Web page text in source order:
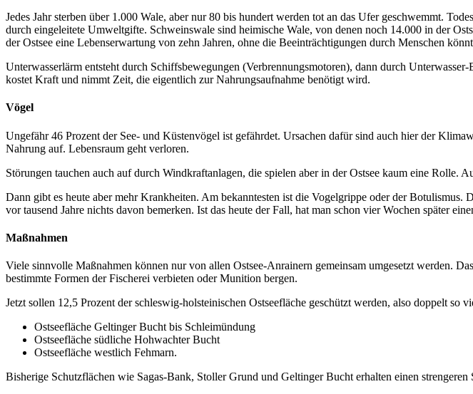
Jedes Jahr sterben über 1.000 Wale, aber nur 80 bis hundert werden tot an das Ufer geschwemmt.
durch eingeleitete Umweltgifte. Schweinswale sind heimische Wale, von denen noch 14.000 in der
der Ostsee eine Lebenserwartung von zehn Jahren, ohne die Beeinträchtigungen durch Menschen
Unterwasserlärm entsteht durch Schiffsbewegungen (Verbrennungsmotoren), dann durch
kostet Kraft und nimmt Zeit, die eigentlich zur Nahrungsaufnahme benötigt wird.
Vögel
Ungefähr 46 Prozent der See- und Küstenvögel ist gefährdet. Ursachen dafür sind auch hier der
Nahrung auf. Lebensraum geht verloren.
Störungen tauchen auch auf durch Windkraftanlagen, die spielen aber in der Ostsee kaum eine Rolle.
Dann gibt es heute aber mehr Krankheiten. Am bekanntesten ist die Vogelgrippe oder der
vor tausend Jahre nichts davon bemerken. Ist das heute der Fall, hat man schon vier Wochen später
Maßnahmen
Viele sinnvolle Maßnahmen können nur von allen Ostsee-Anrainern gemeinsam umgesetzt werden.
bestimmte Formen der Fischerei verbieten oder Munition bergen.
Jetzt sollen 12,5 Prozent der schleswig-holsteinischen Ostseefläche geschützt werden, also doppelt so
Ostseefläche Geltinger Bucht bis Schleimündung
Ostseefläche südliche Hohwachter Bucht
Ostseefläche westlich Fehmarn.
Bisherige Schutzflächen wie Sagas-Bank, Stoller Grund und Geltinger Bucht erhalten einen